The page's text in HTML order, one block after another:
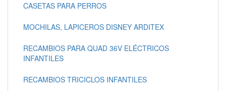
CASETAS PARA PERROS
MOCHILAS, LAPICEROS DISNEY ARDITEX
RECAMBIOS PARA QUAD 36V ELÉCTRICOS
INFANTILES
RECAMBIOS TRICICLOS INFANTILES